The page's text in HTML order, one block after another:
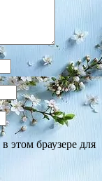
этом браузере для